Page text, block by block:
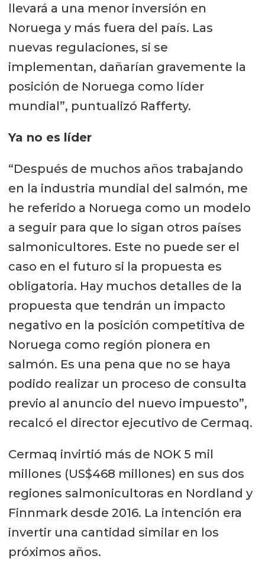
llevará a una menor inversión en
Noruega y más fuera del país. Las
nuevas regulaciones, si se
implementan, dañarían gravemente la
posición de Noruega como líder
mundial”, puntualizó Rafferty.
Ya no es líder
“Después de muchos años trabajando
en la industria mundial del salmón, me
he referido a Noruega como un modelo
a seguir para que lo sigan otros países
salmonicultores. Este no puede ser el
caso en el futuro si la propuesta es
obligatoria. Hay muchos detalles de la
propuesta que tendrán un impacto
negativo en la posición competitiva de
Noruega como región pionera en
salmón. Es una pena que no se haya
podido realizar un proceso de consulta
previo al anuncio del nuevo impuesto”,
recalcó el director ejecutivo de Cermaq.
Cermaq invirtió más de NOK 5 mil
millones (US$468 millones) en sus dos
regiones salmonicultoras en Nordland y
Finnmark desde 2016. La intención era
invertir una cantidad similar en los
próximos años.